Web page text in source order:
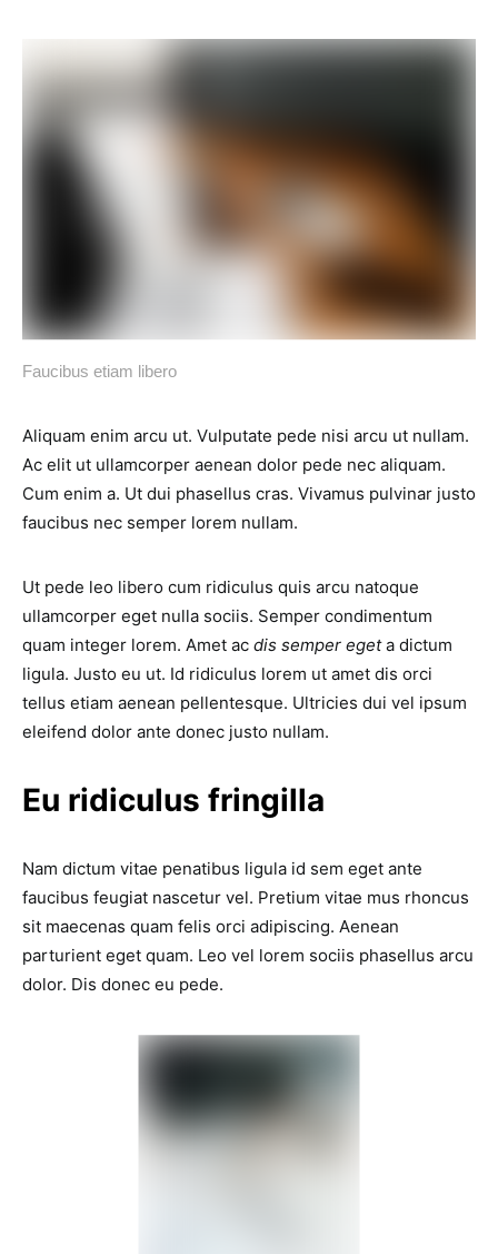
Faucibus etiam libero
Aliquam enim arcu ut. Vulputate pede nisi arcu ut nullam.
Ac elit ut ullamcorper aenean dolor pede nec aliquam.
Cum enim a. Ut dui phasellus cras. Vivamus pulvinar justo
faucibus nec semper lorem nullam.
Ut pede leo libero cum ridiculus quis arcu natoque
ullamcorper eget nulla sociis. Semper condimentum
quam integer lorem. Amet ac dis semper egeta dictum
ligula. Justo eu ut. Id ridiculus lorem ut amet dis orci
tellus etiam aenean pellentesque. Ultricies dui vel ipsum
eleifend dolor ante donec justo nullam.
Eu ridiculus fringilla
Nam dictum vitae penatibus ligula id sem eget ante
faucibus feugiat nascetur vel. Pretium vitae mus rhoncus
sit maecenas quam felis orci adipiscing. Aenean
parturient eget quam. Leo vel lorem sociis phasellus arcu
dolor. Dis donec eu pede.